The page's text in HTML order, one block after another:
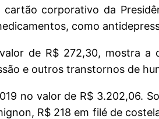
corporativo da
como
de R$ 272,30, mostra a
e outros transtornos de
no valor de R$ 3.202,06.
R$ 218 em filé de